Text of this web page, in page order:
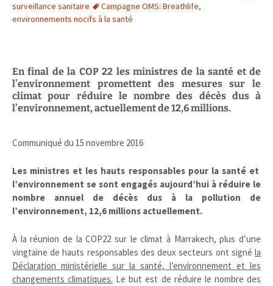
surveillance sanitaire
Campagne OMS: Breathlife,
environnements nocifs à la santé
En final de la COP 22 les ministres de la santé et de
l’environnement promettent des mesures sur le
climat pour réduire le nombre des décès dus à
l’environnement, actuellement de 12,6 millions.
Communiqué du 15 novembre 2016
Les ministres et les hauts responsables pour la santé et
l’environnement se sont engagés aujourd’hui à réduire le
nombre annuel de décès dus à la pollution de
l’environnement, 12,6 millions actuellement.
À la réunion de la COP22 sur le climat à Marrakech, plus d’une
vingtaine de hauts responsables des deux secteurs ont signé la
Déclaration ministérielle sur la santé, l’environnement et les
changements climatiques. Le but est de réduire le nombre des